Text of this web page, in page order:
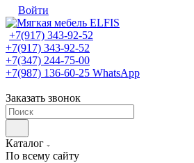
Войти
+7(917) 343-92-52
+7(917) 343-92-52
+7(347) 244-75-00
+7(987) 136-60-25 WhatsApp
Заказать звонок
Каталог
По всему сайту